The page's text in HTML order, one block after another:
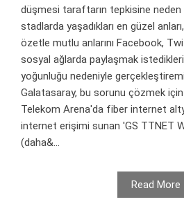
düşmesi taraftarın tepkisine neden
stadlarda yaşadıkları en güzel
özetle mutlu anlarını Facebook,
sosyal ağlarda paylaşmak
yoğunluğu nedeniyle
Galatasaray, bu sorunu çözmek
Telekom Arena'da fiber internet
internet erişimi sunan 'GS TTNET
(daha&...
Read More